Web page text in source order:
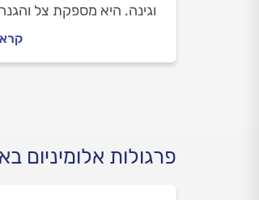
וגינה. היא מספקת צל
מברזל ידועות בחוזקן,
ובתחזוקה מועטה מה
פרגולות אלומיניום